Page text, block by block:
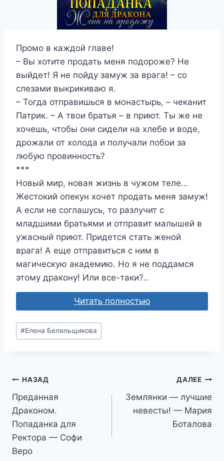
Промо в каждой главе!
– Вы хотите продать меня подороже? Не
выйдет! Я не пойду замуж за врага! – со
слезами выкрикиваю я.
– Тогда отправишься в монастырь, – чеканит
Патрик. – А твои братья – в приют. Ты же не
хочешь, чтобы они сидели на хлебе и воде,
дрожали от холода и получали побои за
любую провинность?
***
Новый мир, новая жизнь в чужом теле…
Жестокий опекун хочет продать меня замуж!
А если не соглашусь, то разлучит с
младшими братьями и отправит малышей в
ужасный приют. Придется стать женой
врага! А еще отправиться с ним в
магическую академию. Но я не поддамся
этому дракону! Или все-таки?..
Читать полностью
Метки
записи:
#Елена Белильщикова
Навигация
по
записям
НАЗАД
Преданная
Драконом.
Попаданка для
Ректора — Софи
Веро
ДАЛЕЕ
Землянки — лучшие
невесты! — Мария
Боталова